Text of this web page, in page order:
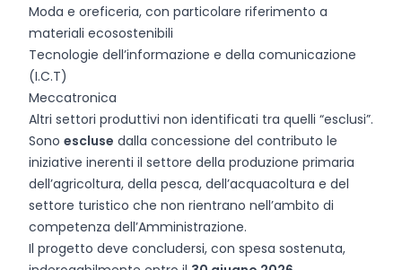
Moda e oreficeria, con particolare riferimento a
materiali ecosostenibili
Tecnologie dell’informazione e della comunicazione
(I.C.T)
Meccatronica
Altri settori produttivi non identificati tra quelli “esclusi”.
Sono escluse dalla concessione del contributo le
iniziative inerenti il settore della produzione primaria
dell’agricoltura, della pesca, dell’acquacoltura e del
settore turistico che non rientrano nell’ambito di
competenza dell’Amministrazione.
Il progetto deve concludersi, con spesa sostenuta,